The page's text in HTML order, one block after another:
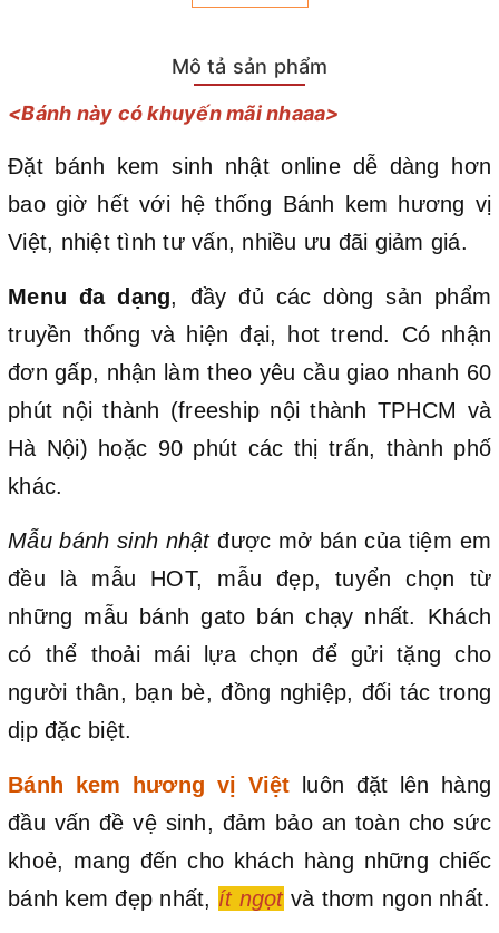
Mô tả sản phẩm
<Bánh này có khuyến mãi nhaaa>
Đặt bánh kem sinh nhật online dễ dàng hơn
bao giờ hết với hệ thống Bánh kem hương vị
Việt, nhiệt tình tư vấn, nhiều ưu đãi giảm giá.
Menu đa dạng, đầy đủ các dòng sản phẩm
truyền thống và hiện đại, hot trend. Có nhận
đơn gấp, nhận làm theo yêu cầu giao nhanh 60
phút nội thành (freeship nội thành TPHCM và
Hà Nội) hoặc 90 phút các thị trấn, thành phố
khác.
Mẫu bánh sinh nhậtđược mở bán của tiệm em
đều là mẫu HOT, mẫu đẹp, tuyển chọn từ
những mẫu bánh gato bán chạy nhất. Khách
có thể thoải mái lựa chọn để gửi tặng cho
người thân, bạn bè, đồng nghiệp, đối tác trong
dịp đặc biệt.
Bánh kem hương vị Việt luôn đặt lên hàng
đầu vấn đề vệ sinh, đảm bảo an toàn cho sức
khoẻ, mang đến cho khách hàng những chiếc
bánh kem đẹp nhất, ít ngọt và thơm ngon nhất.